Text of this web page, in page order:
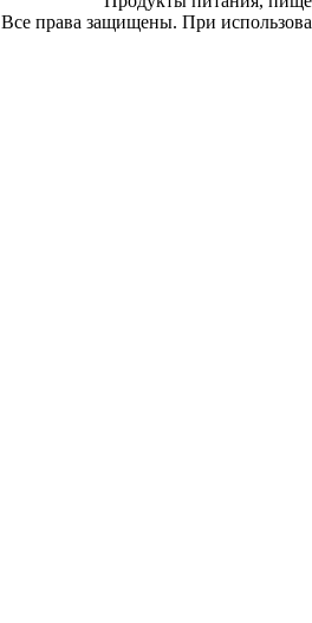
Все права защищены. При